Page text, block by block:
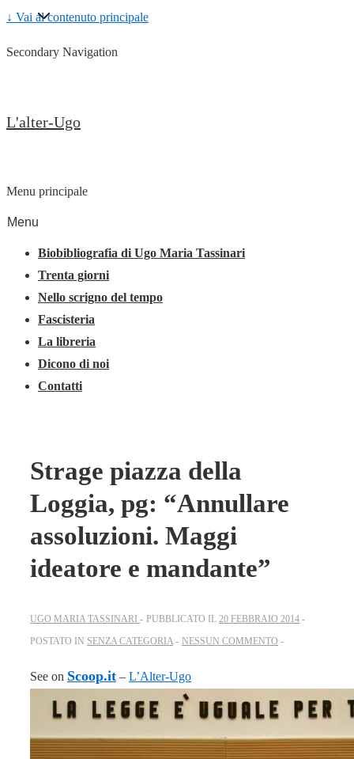
↓ Vai al contenuto principale
Secondary Navigation
L'alter-Ugo
Menu principale
Menu
Biobibliografia di Ugo Maria Tassinari
Trenta giorni
Nello scrigno del tempo
Fascisteria
La libreria
Dicono di noi
Contatti
Strage piazza della
Loggia, pg: “Annullare
assoluzioni. Maggi
ideatore e mandante”
UGO MARIA TASSINARI PUBBLICATO IL 20 FEBBRAIO 2014
POSTATO IN SENZA CATEGORIA NESSUN COMMENTO
See on Scoop.it – L’Alter-Ugo